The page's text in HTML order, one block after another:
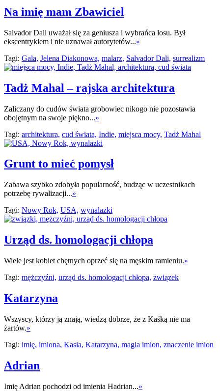
Na imię mam Zbawiciel
Salvador Dali uważał się za geniusza i wybrańca losu. Był
ekscentrykiem i nie uznawał autorytetów...»
Tagi: Gala, Jelena Diakonowa, malarz, Salvador Dali, surrealizm
Tadż Mahal – rajska architektura
Zaliczany do cudów świata grobowiec nikogo nie pozostawia
obojętnym na swoje piękno...»
Tagi: architektura, cud świata, Indie, miejsca mocy, Tadż Mahal
Grunt to mieć pomysł
Zabawa szybko zdobyła popularność, budząc w uczestnikach
potrzebę rywalizacji...»
Tagi: Nowy Rok, USA, wynalazki
Urząd ds. homologacji chłopa
Wiele jest kobiet chętnych oprzeć się na męskim ramieniu.»
Tagi: mężczyźni, urząd ds. homologacji chłopa, związek
Katarzyna
Wszyscy, którzy ją znają, wiedzą dobrze, że z Kaśką nie ma
żartów.»
Tagi: imię, imiona, Kasia, Katarzyna, magia imion, znaczenie imion
Adrian
Imię Adrian pochodzi od imienia Hadrian...»